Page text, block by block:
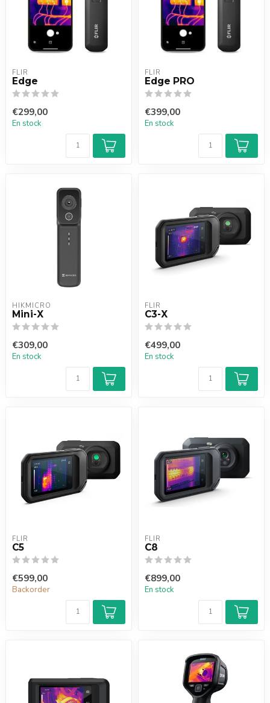
FLIR
Edge
€299,00
En stock
FLIR
Edge PRO
€399,00
En stock
HIKMICRO
Mini-X
€309,00
En stock
FLIR
C3-X
€499,00
En stock
FLIR
C5
€599,00
Backorder
FLIR
C8
€899,00
En stock